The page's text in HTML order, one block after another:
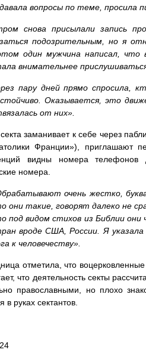
вопросы по теме, просила
снова присылали запись
подозрительным, но я
один мужчина написал, что
внимательнее
пару дней прямо спросила,
Оказывается, это
от них».
заманивает к себе через
Франции»), приглашают
видны номера телефонов
номера.
очень жестко,
они такие, говорят далеко не
под видом стихов из Библии
вроде США, России. Я
к человечеству».
отметила, что
что деятельность секты
православными, но плохо
в руках сектантов.